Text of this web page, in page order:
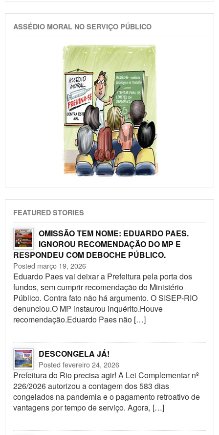
ASSÉDIO MORAL NO SERVIÇO PÚBLICO
FEATURED STORIES
OMISSÃO TEM NOME: EDUARDO PAES.
IGNOROU RECOMENDAÇÃO DO MP E
RESPONDEU COM DEBOCHE PÚBLICO.
Posted março 19, 2026
Eduardo Paes vai deixar a Prefeitura pela porta dos
fundos, sem cumprir recomendação do Ministério
Público. Contra fato não há argumento. O SISEP-RIO
denunciou.O MP instaurou inquérito.Houve
recomendação.Eduardo Paes não […]
DESCONGELA JÁ!
Posted fevereiro 24, 2026
Prefeitura do Rio precisa agir! A Lei Complementar nº
226/2026 autorizou a contagem dos 583 dias
congelados na pandemia e o pagamento retroativo de
vantagens por tempo de serviço. Agora, […]